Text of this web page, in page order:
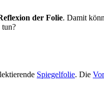
der Folie. Damit
Spiegelfolie. Die